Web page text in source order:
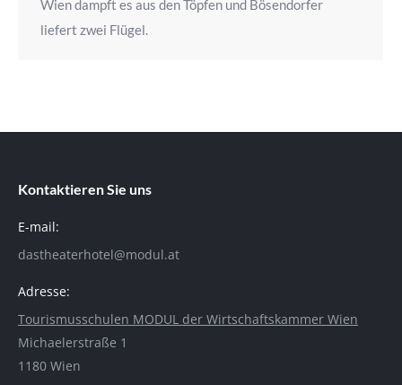
Wien dampft es aus den Töpfen und Bösendorfer
liefert zwei Flügel.
Kontaktieren Sie uns
E-mail:
dastheaterhotel@modul.at
Adresse:
Tourismusschulen MODUL der Wirtschaftskammer Wien
Michaelerstraße 1
1180 Wien